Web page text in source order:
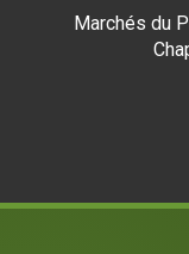
Marchés du